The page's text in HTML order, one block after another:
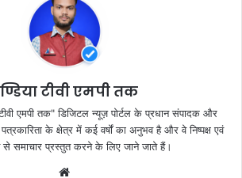
टीवी एमपी तक
टीवी एमपी तक" डिजिटल न्यूज़ पोर्टल के प्रधान संपादक और
के क्षेत्र में कई वर्षों का अनुभव है और वे निष्पक्ष एवं
से समाचार प्रस्तुत करने के लिए जाने जाते हैं।